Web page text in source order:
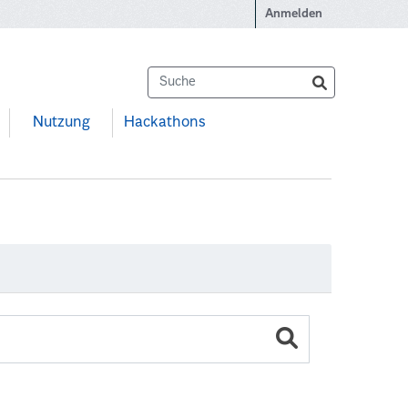
Anmelden
Nutzung Hackathons